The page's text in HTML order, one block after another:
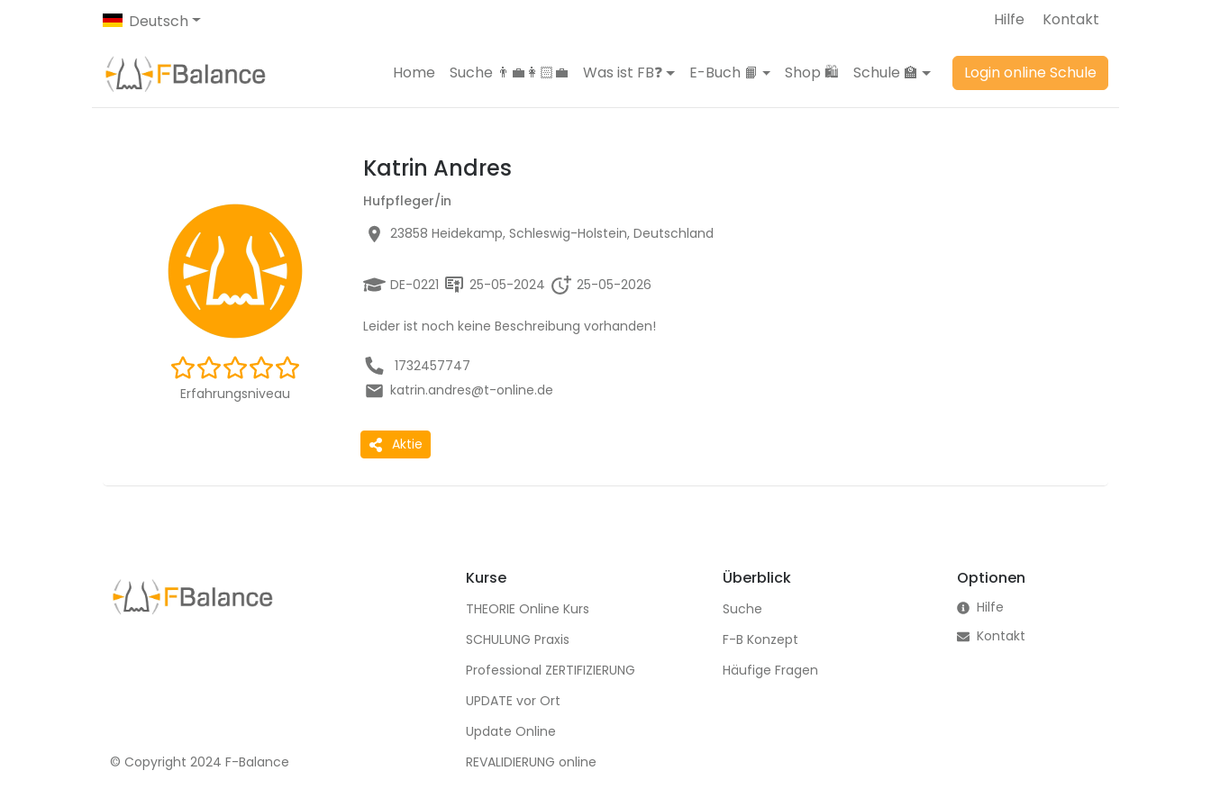
Deutsch Hilfe Kontakt
Home Suche 👨‍💼👩🏻‍💼 Was ist FB❓ E-Buch 📙 Shop 🛍️ Schule 🏫 Login online Schule
Erfahrungsniveau
Katrin Andres
Hufpfleger/in
23858 Heidekamp, Schleswig-Holstein, Deutschland
DE-0221 25-05-2024 25-05-2026
Leider ist noch keine Beschreibung vorhanden!
1732457747
katrin.andres@t-online.de
Aktie
© Copyright 2024 F-Balance
Kurse
THEORIE Online Kurs
SCHULUNG Praxis
Professional ZERTIFIZIERUNG
UPDATE vor Ort
Update Online
REVALIDIERUNG online
Überblick
Suche
F-B Konzept
Häufige Fragen
Optionen
Hilfe
Kontakt